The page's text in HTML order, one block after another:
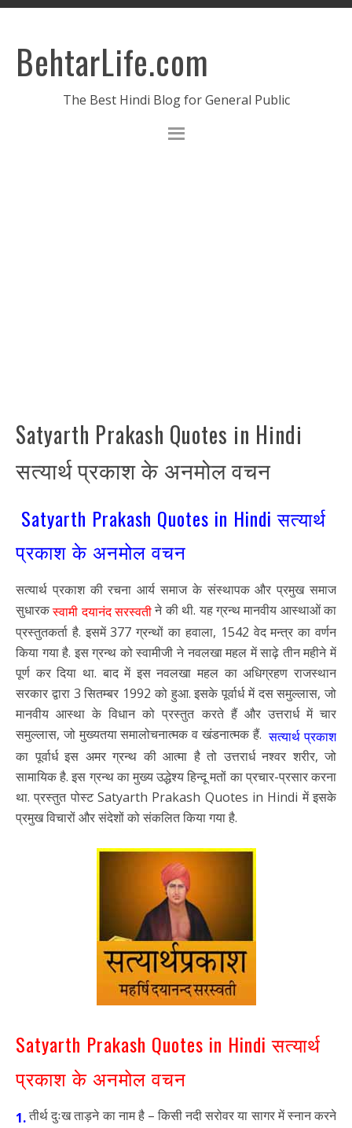
BehtarLife.com
The Best Hindi Blog for General Public
Satyarth Prakash Quotes in Hindi
सत्यार्थ प्रकाश के अनमोल वचन
Satyarth Prakash Quotes in Hindi सत्यार्थ
प्रकाश के अनमोल वचन
सत्यार्थ प्रकाश की रचना आर्य समाज के संस्थापक और प्रमुख समाज
सुधारकस्वामी दयानंद सरस्वतीने की थी. यह ग्रन्थ मानवीय आस्थाओं का
प्रस्तुतकर्ता है. इसमें 377 ग्रन्थों का हवाला, 1542 वेद मन्त्र का वर्णन
किया गया है. इस ग्रन्थ को स्वामीजी ने नवलखा महल में साढ़े तीन महीने में
पूर्ण कर दिया था. बाद में इस नवलखा महल का अधिग्रहण राजस्थान
सरकार द्वारा 3 सितम्बर 1992 को हुआ. इसके पूर्वार्ध में दस समुल्लास, जो
मानवीय आस्था के विधान को प्रस्तुत करते हैं और उत्तरार्ध में चार
समुल्लास, जो मुख्यतया समालोचनात्मक व खंडनात्मक हैं.सत्यार्थ प्रकाश
का पूर्वार्ध इस अमर ग्रन्थ की आत्मा है तो उत्तरार्ध नश्वर शरीर, जो
सामायिक है. इस ग्रन्थ का मुख्य उद्धेश्य हिन्दू मतों का प्रचार-प्रसार करना
था. प्रस्तुत पोस्ट Satyarth Prakash Quotes in Hindi में इसके
प्रमुख विचारों और संदेशों को संकलित किया गया है.
Satyarth Prakash Quotes in Hindi सत्यार्थ
प्रकाश के अनमोल वचन
1.तीर्थ दुःख ताड़ने का नाम है – किसी नदी सरोवर या सागर में स्नान करने